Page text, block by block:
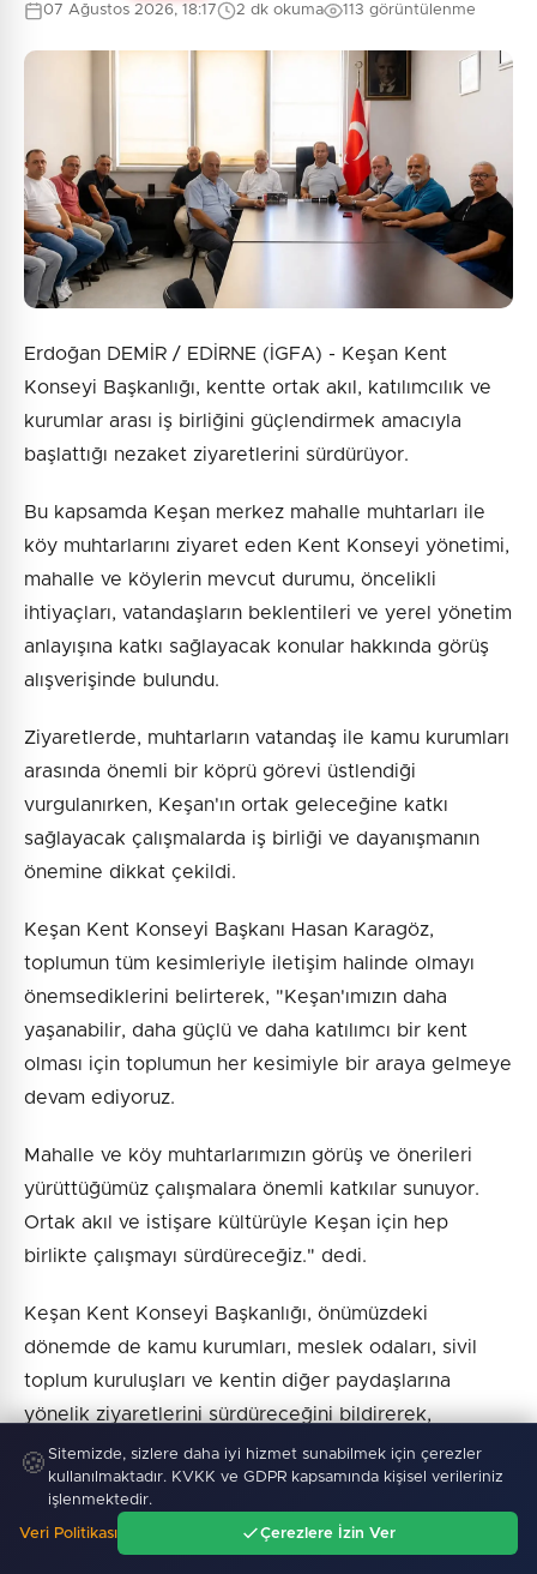
07 Ağustos 2026, 18:17 2 dk okuma 113 görüntülenme
Erdoğan DEMİR / EDİRNE (İGFA) - Keşan Kent
Konseyi Başkanlığı, kentte ortak akıl, katılımcılık ve
kurumlar arası iş birliğini güçlendirmek amacıyla
başlattığı nezaket ziyaretlerini sürdürüyor.
Bu kapsamda Keşan merkez mahalle muhtarları ile
köy muhtarlarını ziyaret eden Kent Konseyi yönetimi,
mahalle ve köylerin mevcut durumu, öncelikli
ihtiyaçları, vatandaşların beklentileri ve yerel yönetim
anlayışına katkı sağlayacak konular hakkında görüş
alışverişinde bulundu.
Ziyaretlerde, muhtarların vatandaş ile kamu kurumları
arasında önemli bir köprü görevi üstlendiği
vurgulanırken, Keşan'ın ortak geleceğine katkı
sağlayacak çalışmalarda iş birliği ve dayanışmanın
önemine dikkat çekildi.
Keşan Kent Konseyi Başkanı Hasan Karagöz,
toplumun tüm kesimleriyle iletişim halinde olmayı
önemsediklerini belirterek, "Keşan'ımızın daha
yaşanabilir, daha güçlü ve daha katılımcı bir kent
olması için toplumun her kesimiyle bir araya gelmeye
devam ediyoruz.
Mahalle ve köy muhtarlarımızın görüş ve önerileri
yürüttüğümüz çalışmalara önemli katkılar sunuyor.
Ortak akıl ve istişare kültürüyle Keşan için hep
birlikte çalışmayı sürdüreceğiz." dedi.
Keşan Kent Konseyi Başkanlığı, önümüzdeki
dönemde de kamu kurumları, meslek odaları, sivil
toplum kuruluşları ve kentin diğer paydaşlarına
yönelik ziyaretlerini sürdüreceğini bildirerek,
gösterdikleri misafirperverlik dolayısıyla mahalle ve
köy muhtarlarına teşekkür etti.
🍪 Sitemizde, sizlere daha iyi hizmet sunabilmek için çerezler
kullanılmaktadır. KVKK ve GDPR kapsamında kişisel verileriniz
işlenmektedir.
Veri Politikası Çerezlere İzin Ver
Gündem Ara Menü